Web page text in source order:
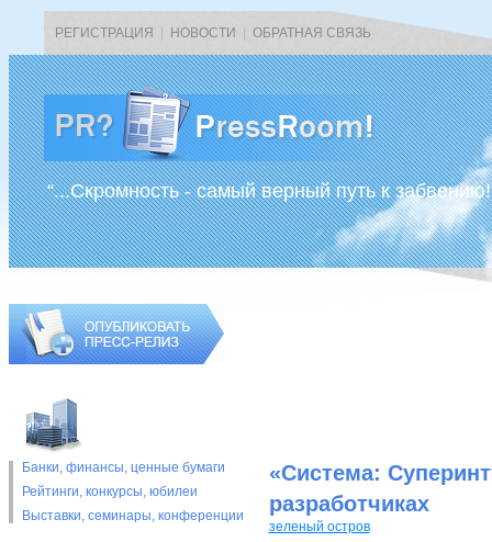
РЕГИСТРАЦИЯ НОВОСТИ ОБРАТНАЯ СВЯЗЬ
“...Скромность - самый верный путь к
Банки, финансы, ценные бумаги
Рейтинги, конкурсы, юбилеи
Выставки, cеминары, конференции
«Система:
разработчиках
зеленый остров